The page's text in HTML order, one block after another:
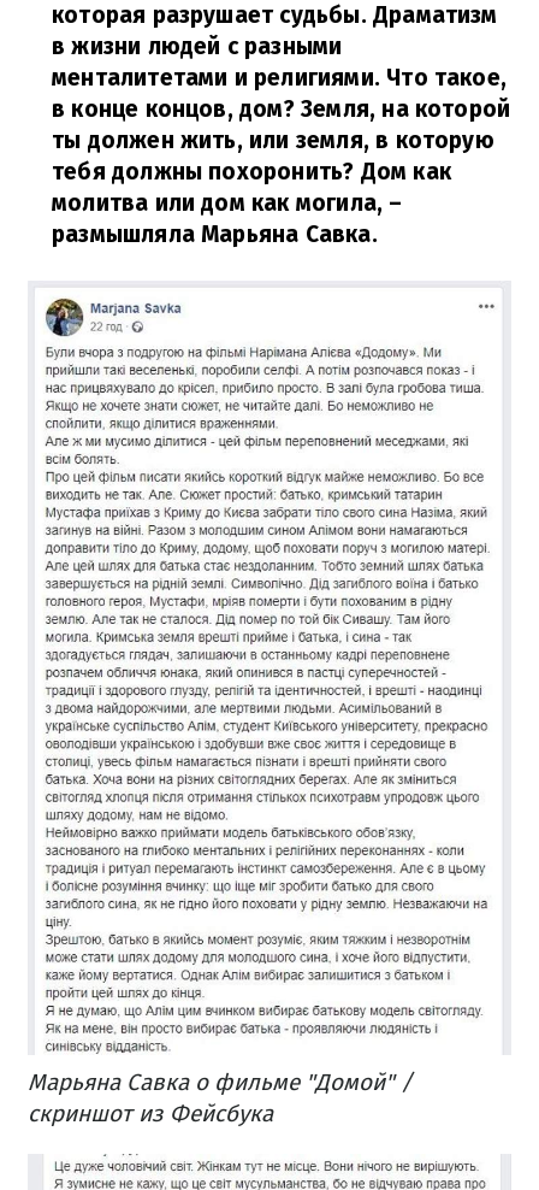
которая разрушает судьбы. Драматизм
в жизни людей с разными
менталитетами и религиями. Что такое,
в конце концов, дом? Земля, на которой
ты должен жить, или земля, в которую
тебя должны похоронить? Дом как
молитва или дом как могила, –
размышляла Марьяна Савка.
Марьяна Савка о фильме "Домой" /
скриншот из Фейсбука